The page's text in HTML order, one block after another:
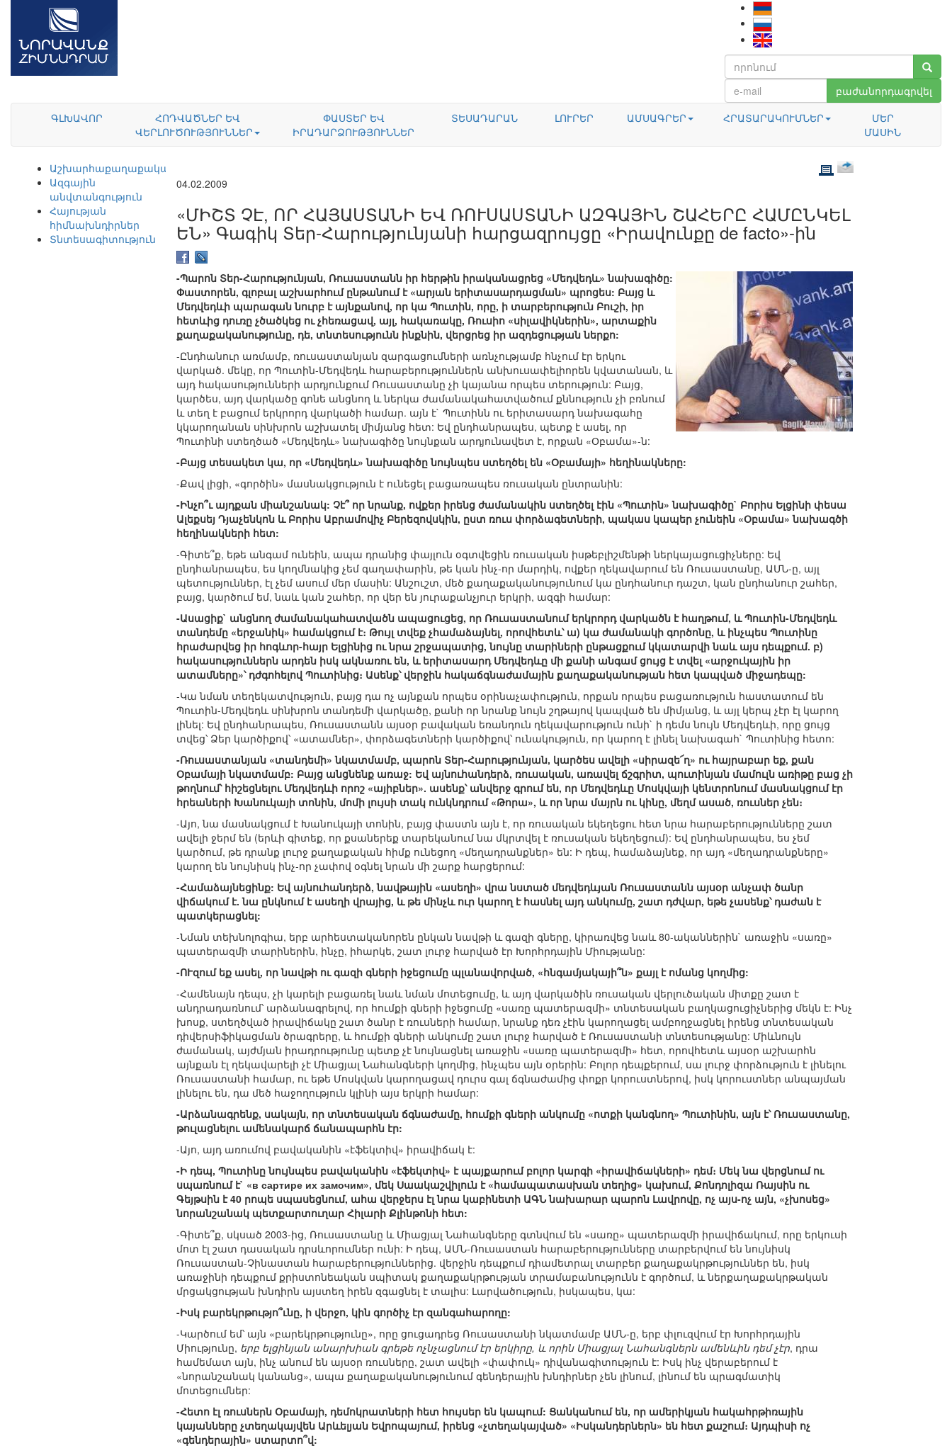
բաժանորդագրվել
ԳԼԽԱՎՈՐ
ՀՈԴՎԱԾՆԵՐ ԵՎ
ՎԵՐԼՈՒԾՈՒԹՅՈՒՆՆԵՐ
ՓԱՍՏԵՐ ԵՎ
ԻՐԱԴԱՐՁՈՒԹՅՈՒՆՆԵՐ
ՏԵՍԱԴԱՐԱՆ ԼՈՒՐԵՐ ԱՄՍԱԳՐԵՐ ՀՐԱՏԱՐԱԿՈՒՄՆԵՐ
ՄԵՐ
ՄԱՍԻՆ
Աշխարհաքաղաքականություն
Ազգային
անվտանգություն
Հայության
հիմնախնդիրներ
Տնտեսագիտություն
04.02.2009
«ՄԻՇՏ ՉԷ, ՈՐ ՀԱՅԱՍՏԱՆԻ ԵՎ ՌՈՒՍԱՍՏԱՆԻ ԱԶԳԱՅԻՆ ՇԱՀԵՐԸ ՀԱՄԸՆԿԵԼ
ԵՆ» Գագիկ Տեր-Հարությունյանի հարցազրույցը «Իրավունքը de facto»-ին
-Պարոն Տեր-Հարությունյան, Ռուսաստանն իր հերթին իրականացրեց «Մեդվեդև» նախագիծը:
Փաստորեն, գլոբալ աշխարհում ընթանում է «արյան երիտասարդացման» պրոցես: Բայց և
Մեդվեդևի պարագան նուրբ է այնքանով, որ կա Պուտին, որը, ի տարբերություն Բուշի, իր
հետևից դուռը չծածկեց ու չհեռացավ, այլ, հակառակը, Ռուսիո «սիլավիկներին», արտաքին
քաղաքականությունը, դե, տնտեսությունն ինքնին, վերցրեց իր ազդեցության ներքո:
-Ընդհանուր առմամբ, ռուսաստանյան զարգացումների առնչությամբ հնչում էր երկու
վարկած. մեկը, որ Պուտին-Մեդվեդև հարաբերություններն անխուսափելիորեն կվատանան, և
այդ հակասությունների արդյունքում Ռուսաստանը չի կայանա որպես տերություն: Բայց,
կարծես, այդ վարկածը գոնե անցնող և ներկա ժամանակահատվածում քննություն չի բռնում
և տեղ է բացում երկրորդ վարկածի համար. այն է` Պուտինն ու երիտասարդ նախագահը
կկարողանան սինխրոն աշխատել միմյանց հետ: Եվ ընդհանրապես, պետք է ասել, որ
Պուտինի ստեղծած «Մեդվեդև» նախագիծը նույնքան արդյունավետ է, որքան «Օբամա»-ն:
-Բայց տեսակետ կա, որ «Մեդվեդև» նախագիծը նույնպես ստեղծել են «Օբամայի» հեղինակները:
-Քավ լիցի, «գործին» մասնակցություն է ունեցել բացառապես ռուսական ընտրանին:
-Ինչո՞ւ այդքան միանշանակ: Չէ՞ որ նրանք, ովքեր իրենց ժամանակին ստեղծել էին «Պուտին» նախագիծը` Բորիս Ելցինի փեսա
Ալեքսեյ Դյաչենկոն և Բորիս Աբրամովիչ Բերեզովսկին, ըստ ռուս փորձագետների, պակաս կապեր չունեին «Օբամա» նախագծի
հեղինակների հետ:
-Գիտե՞ք, եթե անգամ ունեին, ապա դրանից փայլուն օգտվեցին ռուսական իսթեբլիշմենթի ներկայացուցիչները: Եվ
ընդհանրապես, ես կողմնակից չեմ գաղափարին, թե կան ինչ-որ մարդիկ, ովքեր ղեկավարում են Ռուսաստանը, ԱՄՆ-ը, այլ
պետություններ, էլ չեմ ասում մեր մասին: Անշուշտ, մեծ քաղաքականությունում կա ընդհանուր դաշտ, կան ընդհանուր շահեր,
բայց, կարծում եմ, նաև կան շահեր, որ վեր են յուրաքանչյուր երկրի, ազգի համար:
-Ասացիք` անցնող ժամանակահատվածն ապացուցեց, որ Ռուսաստանում երկրորդ վարկածն է հաղթում, և Պուտին-Մեդվեդև
տանդեմը «երջանիկ» համակցում է։ Թույլ տվեք չհամաձայնել, որովհետև՝ ա) կա ժամանակի գործոնը, և ինչպես Պուտինը
հրաժարվեց իր հոգևոր-հայր Ելցինից ու նրա շրջապատից, նույնը տարիների ընթացքում կկատարվի նաև այս դեպքում. բ)
հակասություններն արդեն իսկ ակնառու են, և երիտասարդ Մեդվեդևը մի քանի անգամ ցույց է տվել «արջուկային իր
ատամները»՝ դժգոհելով Պուտինից։ Ասենք՝ վերջին հակաճգնաժամային քաղաքականության հետ կապված միջադեպը:
-Կա նման տեղեկատվություն, բայց դա ոչ այնքան որպես օրինաչափություն, որքան որպես բացառություն հաստատում են
Պուտին-Մեդվեդև սինխրոն տանդեմի վարկածը, քանի որ նրանք նույն շղթայով կապված են միմյանց, և այլ կերպ չէր էլ կարող
լինել: Եվ ընդհանրապես, Ռուսաստանն այսօր բավական եռանդուն ղեկավարություն ունի` ի դեմս նույն Մեդվեդևի, որը ցույց
տվեց՝ Ձեր կարծիքով՝ «ատամներ», փորձագետների կարծիքով՝ ունակություն, որ կարող է լինել նախագահ` Պուտինից հետո:
-Ռուսաստանյան «տանդեմի» նկատմամբ, պարոն Տեր-Հարությունյան, կարծես ավելի «սիրազե՜ղ» ու հայրաբար եք, քան
Օբամայի նկատմամբ: Բայց անցնենք առաջ: Եվ այնուհանդերձ, ռուսական, առավել ճշգրիտ, պուտինյան մամուլն առիթը բաց չի
թողնում՝ հիշեցնելու Մեդվեդևի որոշ «այիբներ». ասենք՝ անվերջ գրում են, որ Մեդվեդևը Մոսկվայի կենտրոնում մասնակցում էր
հրեաների Խանուկայի տոնին, մոմի լույսի տակ ունկնդրում «Թորա», և որ նրա մայրն ու կինը, մեղմ ասած, ռուսներ չեն։
-Այո, նա մասնակցում է Խանուկայի տոնին, բայց փաստն այն է, որ ռուսական եկեղեցու հետ նրա հարաբերությունները շատ
ավելի ջերմ են (երևի գիտեք, որ քսաներեք տարեկանում նա մկրտվել է ռուսական եկեղեցում): Եվ ընդհանրապես, ես չեմ
կարծում, թե դրանք լուրջ քաղաքական հիմք ունեցող «մեղադրանքներ» են: Ի դեպ, համաձայնեք, որ այդ «մեղադրանքները»
կարող են նույնիսկ ինչ-որ չափով օգնել նրան մի շարք հարցերում:
-Համաձայնեցինք: Եվ այնուհանդերձ, նավթային «ասեղի» վրա նստած մեդվեդևյան Ռուսաստանն այսօր անչափ ծանր
վիճակում է. նա ընկնում է ասեղի վրայից, և թե մինչև ուր կարող է հասնել այդ անկումը, շատ դժվար, եթե չասենք՝ դաժան է
պատկերացնել:
-Նման տեխնոլոգիա, երբ արհեստականորեն ընկան նավթի և գազի գները, կիրառվեց նաև 80-ականներին` առաջին «սառը»
պատերազմի տարիներին, ինչը, իհարկե, շատ լուրջ հարված էր Խորհրդային Միությանը:
-ՈՒզում եք ասել, որ նավթի ու գազի գների իջեցումը պլանավորված, «հնգամյակայի՞ն» քայլ է ոմանց կողմից:
-Համենայն դեպս, չի կարելի բացառել նաև նման մոտեցումը, և այդ վարկածին ռուսական վերլուծական միտքը շատ է
անդրադառնում՝ արձանագրելով, որ հումքի գների իջեցումը «սառը պատերազմի» տնտեսական բաղկացուցիչներից մեկն է: Ինչ
խոսք, ստեղծված իրավիճակը շատ ծանր է ռուսների համար, նրանք դեռ չէին կարողացել ամբողջացնել իրենց տնտեսական
դիվերսիֆիկացման ծրագրերը, և հումքի գների անկումը շատ լուրջ հարված է Ռուսաստանի տնտեսությանը: Միևնույն
ժամանակ, այժմյան իրադրությունը պետք չէ նույնացնել առաջին «սառը պատերազմի» հետ, որովհետև այսօր աշխարհն
այնքան էլ ղեկավարելի չէ Միացյալ Նահանգների կողմից, ինչպես այն օրերին: Բոլոր դեպքերում, սա լուրջ փորձություն է լինելու
Ռուսաստանի համար, ու եթե Մոսկվան կարողացավ դուրս գալ ճգնաժամից փոքր կորուստներով, իսկ կորուստներ անպայման
լինելու են, դա մեծ հաջողություն կլինի այս երկրի համար:
-Արձանագրենք, սակայն, որ տնտեսական ճգնաժամը, հումքի գների անկումը «ոտքի կանգնող» Պուտինին, այն է՝ Ռուսաստանը,
թուլացնելու ամենակարճ ճանապարհն էր:
-Այո, այդ առումով բավականին «էֆեկտիվ» իրավիճակ է:
-Ի դեպ, Պուտինը նույնպես բավականին «էֆեկտիվ» է պայքարում բոլոր կարգի «իրավիճակների» դեմ։ Մեկ նա վերցնում ու
սպառնում է` «в сартире их замочим», մեկ Սաակաշվիլուն է «համապատասխան տեղից» կախում, Քոնդոլիզա Ռայսին ու
Գեյթսին է 40 րոպե սպասեցնում, ահա վերջերս էլ նրա կաբինետի ԱԳՆ նախարար պարոն Լավրովը, ոչ այս-ոչ այն, «չխոսեց»
նորանշանակ պետքարտուղար Հիլարի Քլինթոնի հետ:
-Գիտե՞ք, սկսած 2003-ից, Ռուսաստանը և Միացյալ Նահանգները գտնվում են «սառը» պատերազմի իրավիճակում, որը երկուսի
մոտ էլ շատ դասական դրսևորումներ ունի: Ի դեպ, ԱՄՆ-Ռուսաստան հարաբերությունները տարբերվում են նույնիսկ
Ռուսաստան-Չինաստան հարաբերություններից. վերջին դեպքում դիամետրալ տարբեր քաղաքակրթություններ են, իսկ
առաջինի դեպքում քրիստոնեական սպիտակ քաղաքակրթության տրամաբանությունն է գործում, և ներքաղաքակրթական
մրցակցության խնդիրն այստեղ իրեն զգացնել է տալիս: Լարվածություն, իսկապես, կա:
-Իսկ բարեկրթությո՞ւնը, ի վերջո, կին գործիչ էր զանգահարողը:
-Կարծում եմ՝ այն «բարեկրթությունը», որը ցուցադրեց Ռուսաստանի նկատմամբ ԱՄՆ-ը, երբ փլուզվում էր Խորհրդային
Միությունը, երբ ելցինյան անարխիան գրեթե ոչնչացնում էր երկիրը, և որին Միացյալ Նահանգներն ամենևին դեմ չէր, դրա
համեմատ այն, ինչ անում են այսօր ռուսները, շատ ավելի «փափուկ» դիվանագիտություն է: Իսկ ինչ վերաբերում է
«նորանշանակ կանանց», ապա քաղաքականությունում գենդերային խնդիրներ չեն լինում, լինում են պրագմատիկ
մոտեցումներ:
-Հետո էլ ռուսներն Օբամայի, դեմոկրատների հետ հույսեր են կապում: Ցանկանում են, որ ամերիկյան հակահրթիռային
կայանները չտեղակայվեն Արևելյան Եվրոպայում, իրենց «չտեղակայված» «Իսկանդերներն» են հետ քաշում։ Այդպիսի ոչ
«գենդերային» ստարտո՞վ: